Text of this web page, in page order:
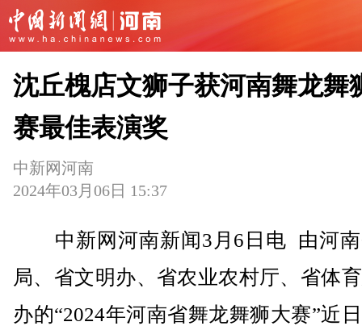
沈丘槐店文狮子获河南舞龙舞
赛最佳表演奖
中新网河南
2024年03月06日 15:37
中新网河南新闻3月6日电 由河南
局、省文明办、省农业农村厅、省体
办的“2024年河南省舞龙舞狮大赛”近